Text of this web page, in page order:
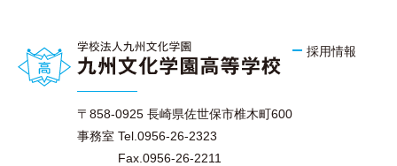
〒858-0925 長崎県佐世保市椎木町600
事務室 Tel.0956-26-2323
Fax.0956-26-2211
採用情報